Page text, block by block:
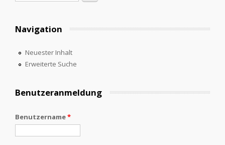
Navigation
Neuester Inhalt
Erweiterte Suche
Benutzeranmeldung
Benutzername*